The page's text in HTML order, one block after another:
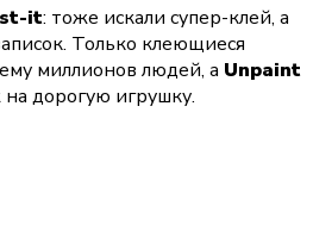
it: тоже искали супер-клей, а
Только клеющиеся
миллионов людей, а Unpaint
дорогую игрушку.